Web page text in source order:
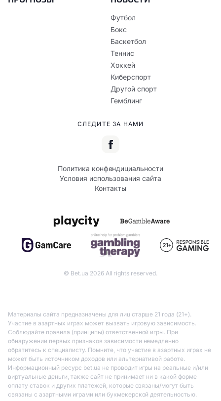
Футбол
Бокс
Баскетбол
Теннис
Хоккей
Киберспорт
Другой спорт
Гемблинг
СЛЕДИТЕ ЗА НАМИ
Политика конфендициальности
Условия использования сайта
Контакты
© Bet.ua 2026 All rights reserved.
Материалы сайта предназначены для лиц старше 21 года (21+).
Участие в азартных играх может вызвать игровую зависимость.
Соблюдайте правила (принципы) ответственной игры. При
обнаружении первых признаков зависимости немедленно
обратитесь к специалисту. Помните, что участие в азартных играх не
может быть источником доходов или альтернативой работе.
Информационный ресурс bet.ua не проводит игры на реальные и/или
виртуальные деньги, также сайт не принимает ни в какой форме
оплату ставок и других платежей, которые связаны/могут быть
связаны с азартными играми или букмекерской деятельностью.